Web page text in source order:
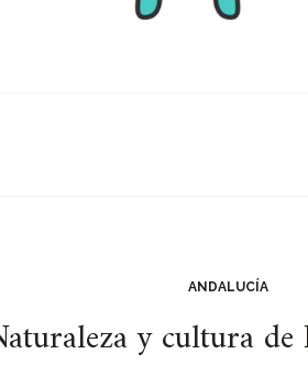
ANDALUCÍA
y cultura